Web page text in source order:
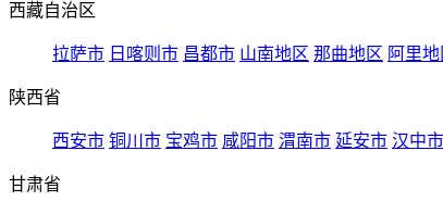
西藏自治区
拉萨市 日喀则市 昌都市 山南地区 那曲地区 阿里地
陕西省
西安市 铜川市 宝鸡市 咸阳市 渭南市 延安市 汉中市
甘肃省